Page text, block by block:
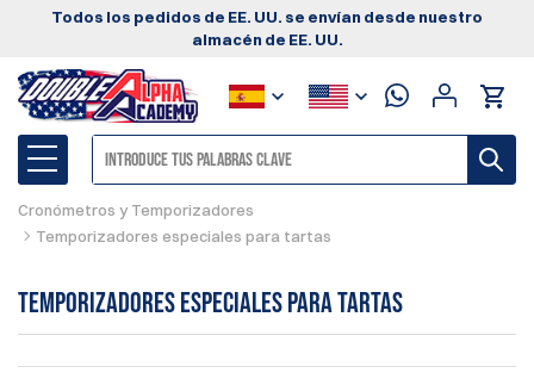
Todos los pedidos de EE. UU. se envían desde nuestro
almacén de EE. UU.
Cronómetros y Temporizadores
Temporizadores especiales para tartas
Temporizadores especiales para tartas